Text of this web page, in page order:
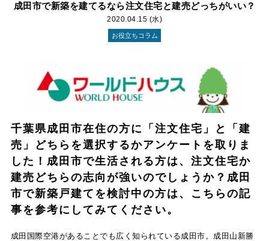
成田市で新築を建てるなら注文住宅と建売どっちがいい？
2020.04.15 (水)
お役立ちコラム
千葉県成田市在住の方に「注文住宅」と「建
売」どちらを選択するかアンケートを取りま
した！成田市で生活される方は、注文住宅か
建売どちらの志向が強いのでしょうか？成田
市で新築戸建てを検討中の方は、こちらの記
事を参考にしてみてください。
成田国際空港があることでも広く知られている成田市。成田山新勝